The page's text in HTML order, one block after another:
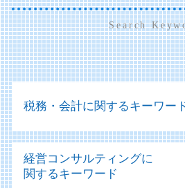
Search
税務・会計に関するキーワー
法人税 期限
税務 監査
経営コンサルティングに
関するキーワード